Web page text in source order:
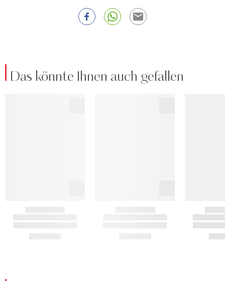
Das könnte Ihnen auch gefallen